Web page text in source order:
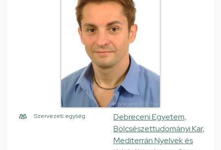
Szervezeti egység
Debreceni Egyetem,
Bölcsészettudományi Kar,
Mediterrán Nyelvek és